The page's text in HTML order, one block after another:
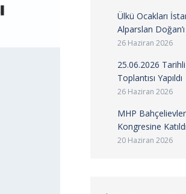
Ülkü Ocakları
Alparslan
26 Haziran 2026
25.06.2026
Toplantısı Yapıldı
26 Haziran 2026
MHP
Kongresine
20 Haziran 2026